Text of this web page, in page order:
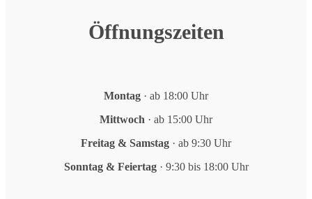
Öffnungszeiten
Montag · ab 18:00 Uhr
Mittwoch · ab 15:00 Uhr
Freitag & Samstag · ab 9:30 Uhr
Sonntag & Feiertag· 9:30 bis 18:00 Uhr